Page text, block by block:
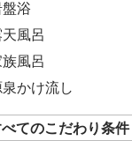
浴
天風呂
風呂
かけ流し
てのこだわり条件